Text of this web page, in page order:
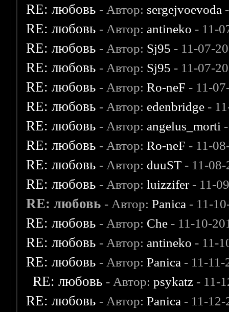
RE: любовь - Автор: sergejvoevoda
RE: любовь - Автор: antineko - 11-
RE: любовь - Автор: Sj95 - 11-07-
RE: любовь - Автор: Sj95 - 11-07-
RE: любовь - Автор:Ro-neF - 11-
RE: любовь - Автор: edenbridge -
RE: любовь - Автор: angelus_morti
RE: любовь - Автор:Ro-neF - 11-
RE: любовь - Автор: duuST - 11-
RE: любовь - Автор:luizzifer- 11-
RE: любовь - Автор:Panica - 11-
RE: любовь - Автор: Che - 11-10-
RE: любовь - Автор: antineko - 11-
RE: любовь - Автор:Panica - 11-
RE: любовь - Автор:psykatz - 11-
RE: любовь - Автор:Panica - 11-